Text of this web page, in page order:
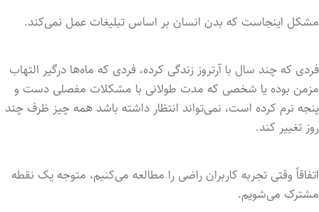
مشکل اینجاست که بدن انسان بر اساس تبلیغات عمل نمی‌کند.
فردی که چند سال با آرتروز زندگی کرده، فردی که ماه‌ها درگیر التهاب
مزمن بوده یا شخصی که مدت طولانی با مشکلات مفصلی دست و
پنجه نرم کرده است، نمی‌تواند انتظار داشته باشد همه چیز ظرف چند
روز تغییر کند.
اتفاقاً وقتی تجربه کاربران راضی را مطالعه می‌کنیم، متوجه یک نقطه
مشترک می‌شویم.